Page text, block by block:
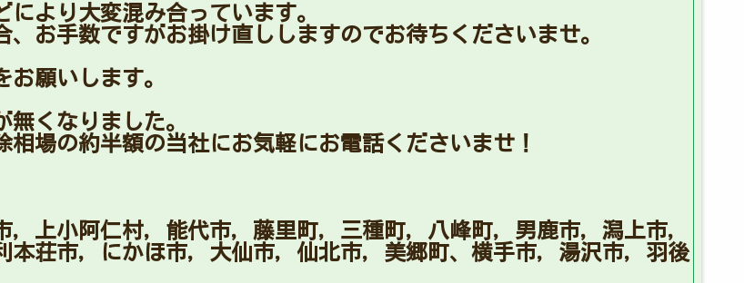
より大変混み合っています。
お手数ですがお掛け直ししますのでお待ちくださいませ。
願いします。
無くなりました。
場の約半額の当社にお気軽にお電話くださいませ！
上小阿仁村，能代市，藤里町，三種町，八峰町，男鹿市，潟上市，
荘市，にかほ市，大仙市，仙北市，美郷町、横手市，湯沢市，羽後